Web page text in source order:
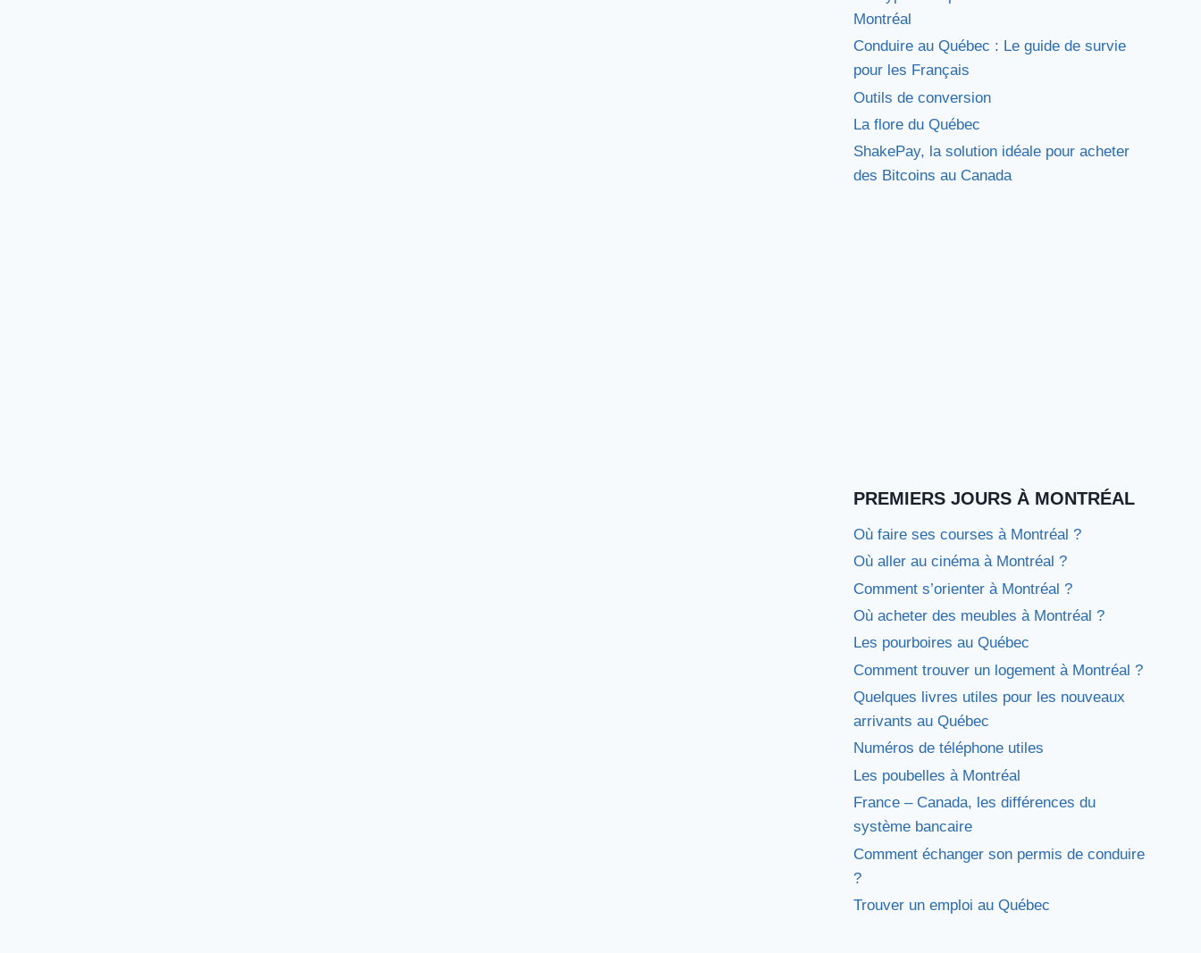
Montréal
Conduire au Québec : Le guide de survie
pour les Français
Outils de conversion
La flore du Québec
ShakePay, la solution idéale pour acheter
des Bitcoins au Canada
PREMIERS JOURS À MONTRÉAL
Où faire ses courses à Montréal ?
Où aller au cinéma à Montréal ?
Comment s’orienter à Montréal ?
Où acheter des meubles à Montréal ?
Les pourboires au Québec
Comment trouver un logement à Montréal ?
Quelques livres utiles pour les nouveaux
arrivants au Québec
Numéros de téléphone utiles
Les poubelles à Montréal
France – Canada, les différences du
système bancaire
Comment échanger son permis de conduire
?
Trouver un emploi au Québec